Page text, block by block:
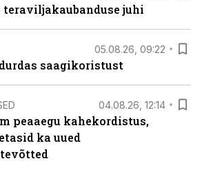
teraviljakaubanduse juhi
05.08.26, 09:22
saagikoristust
04.08.26, 12:14
peaaegu kahekordistus,
ka uued